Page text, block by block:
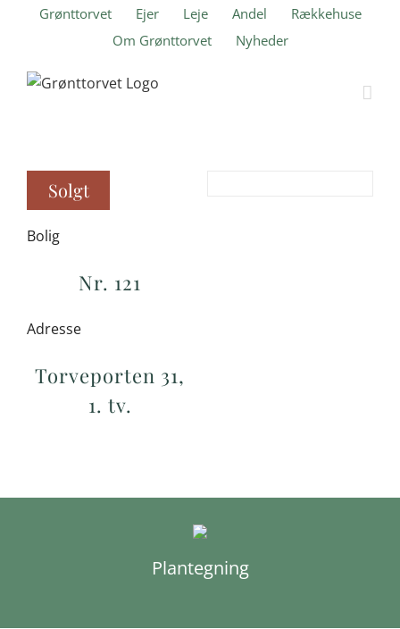
Grønttorvet Ejer Leje Andel
Rækkehuse
Om Grønttorvet
Nyheder
Solgt
Bolig
Nr. 121
Adresse
Torveporten 31,
1. tv.
Plantegning